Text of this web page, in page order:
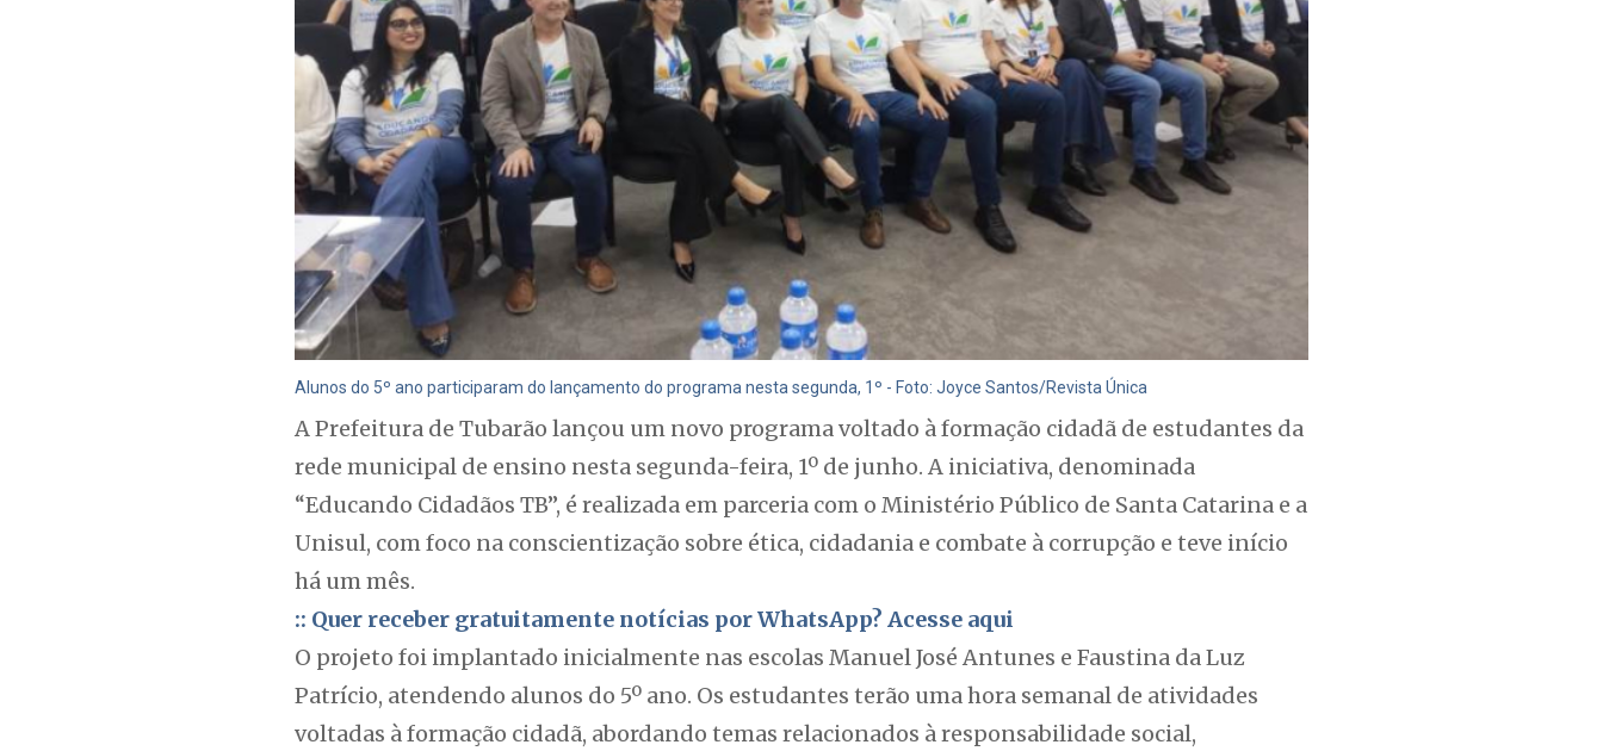
Alunos do 5º ano participaram do lançamento do programa nesta segunda, 1º - Foto: Joyce Santos/Revista Única
A Prefeitura de Tubarão lançou um novo programa voltado à formação cidadã de estudantes da
rede municipal de ensino nesta segunda-feira, 1º de junho. A iniciativa, denominada
“Educando Cidadãos TB”, é realizada em parceria com o Ministério Público de Santa Catarina e a
Unisul, com foco na conscientização sobre ética, cidadania e combate à corrupção e teve início
há um mês.
:: Quer receber gratuitamente notícias por WhatsApp? Acesse aqui
O projeto foi implantado inicialmente nas escolas Manuel José Antunes e Faustina da Luz
Patrício, atendendo alunos do 5º ano. Os estudantes terão uma hora semanal de atividades
voltadas à formação cidadã, abordando temas relacionados à responsabilidade social,